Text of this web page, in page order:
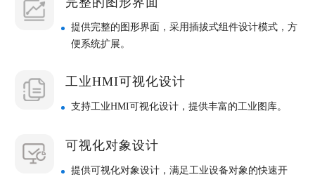
提供完整的图形界面，采用插拔式组件设计模式，方
便系统扩展。
工业HMI可视化设计
支持工业HMI可视化设计，提供丰富的工业图库。
可视化对象设计
提供可视化对象设计，满足工业设备对象的快速开